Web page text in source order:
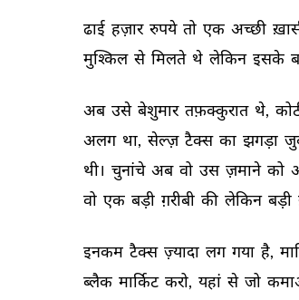
ढाई हज़ार रुपये तो एक अच्छी
मुश्किल से मिलते थे लेकिन इसके
अब उसे बेशुमार तफ़क्कुरात थे,
अलग था, सेल्ज़ टैक्स का झगड़ा
थी। चुनांचे अब वो उस ज़माने को
वो एक बड़ी ग़रीबी की लेकिन बड़ी
इनकम टैक्स ज़्यादा लग गया है,
ब्लैक मार्किट करो, यहां से जो